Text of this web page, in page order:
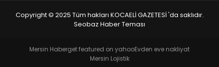
Copyright © 2025 Tüm hakları KOCAELİ GAZETESİ 'da saklıdır.
Seobaz Haber Teması
Mersin Haberget featured on yahooEvden eve nakliyat
Mersin Lojistik